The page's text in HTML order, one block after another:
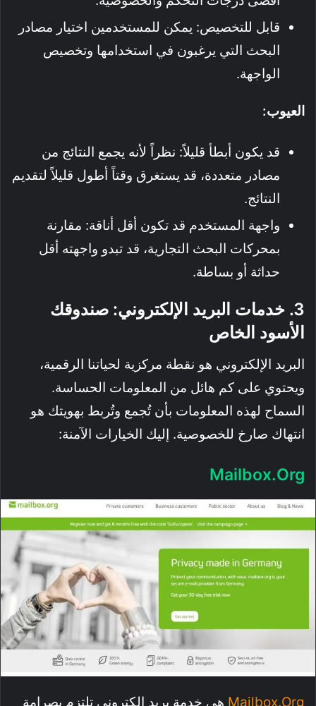
قابل للتخصيص: يمكن للمستخدمين اختيار مصادر
البحث التي يرغبون في استخدامها وتخصيص
الواجهة.
العيوب:
قد يكون أبطأ قليلاً: نظراً لأنه يجمع النتائج من
مصادر متعددة، قد يستغرق وقتاً أطول قليلاً لتقديم
النتائج.
واجهة المستخدم قد تكون أقل أناقة: مقارنة
بمحركات البحث التجارية، قد تبدو واجهته أقل
حداثة أو بساطة.
3. خدمات البريد الإلكتروني: صندوقك
الأسود الخاص
البريد الإلكتروني هو نقطة مركزية لحياتنا الرقمية،
ويحتوي على كم هائل من المعلومات الحساسة.
السماح لهذه المعلومات بأن تُجمع وتُربط بهويتك هو
انتهاك صارخ للخصوصية. إليك الخيارات الآمنة:
Mailbox.org
Mailbox.org هي خدمة بريد إلكتروني تلتزم بصرامة